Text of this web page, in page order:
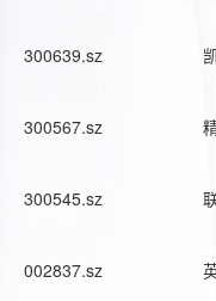
300639.sz
300567.sz
300545.sz
002837.sz